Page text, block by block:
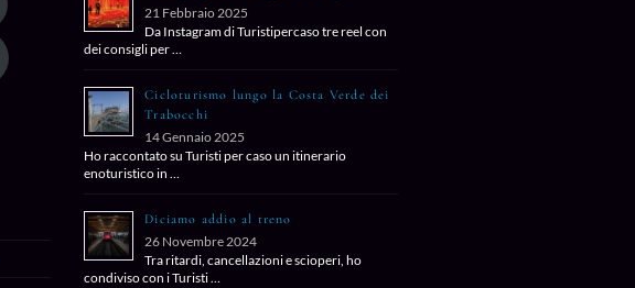
21 Febbraio 2025
Da Instagram di Turistipercaso tre reel con
dei consigli per …
Cicloturismo lungo la Costa Verde dei
Trabocchi
14 Gennaio 2025
Ho raccontato su Turisti per caso un itinerario
enoturistico in …
Diciamo addio al treno
26 Novembre 2024
Tra ritardi, cancellazioni e scioperi, ho
condiviso con i Turisti …